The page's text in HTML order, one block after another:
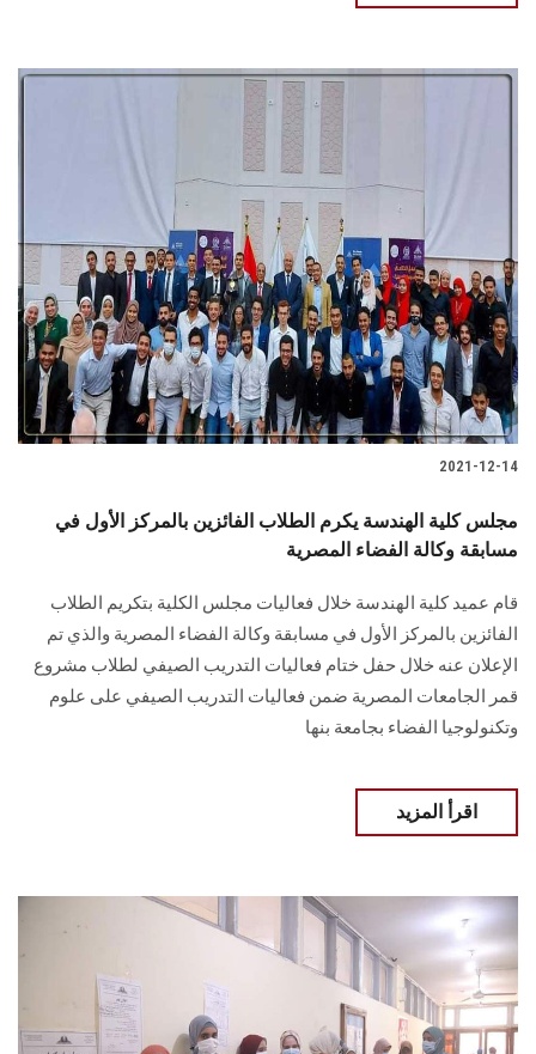
2021-12-14
مجلس كلية الهندسة يكرم الطلاب الفائزين بالمركز الأول في
مسابقة وكالة الفضاء المصرية
قام عميد كلية الهندسة خلال فعاليات مجلس الكلية بتكريم الطلاب
الفائزين بالمركز الأول في مسابقة وكالة الفضاء المصرية والذي تم
الإعلان عنه خلال حفل ختام فعاليات التدريب الصيفي لطلاب مشروع
قمر الجامعات المصرية ضمن فعاليات التدريب الصيفي على علوم
وتكنولوجيا الفضاء بجامعة بنها
اقرأ المزيد